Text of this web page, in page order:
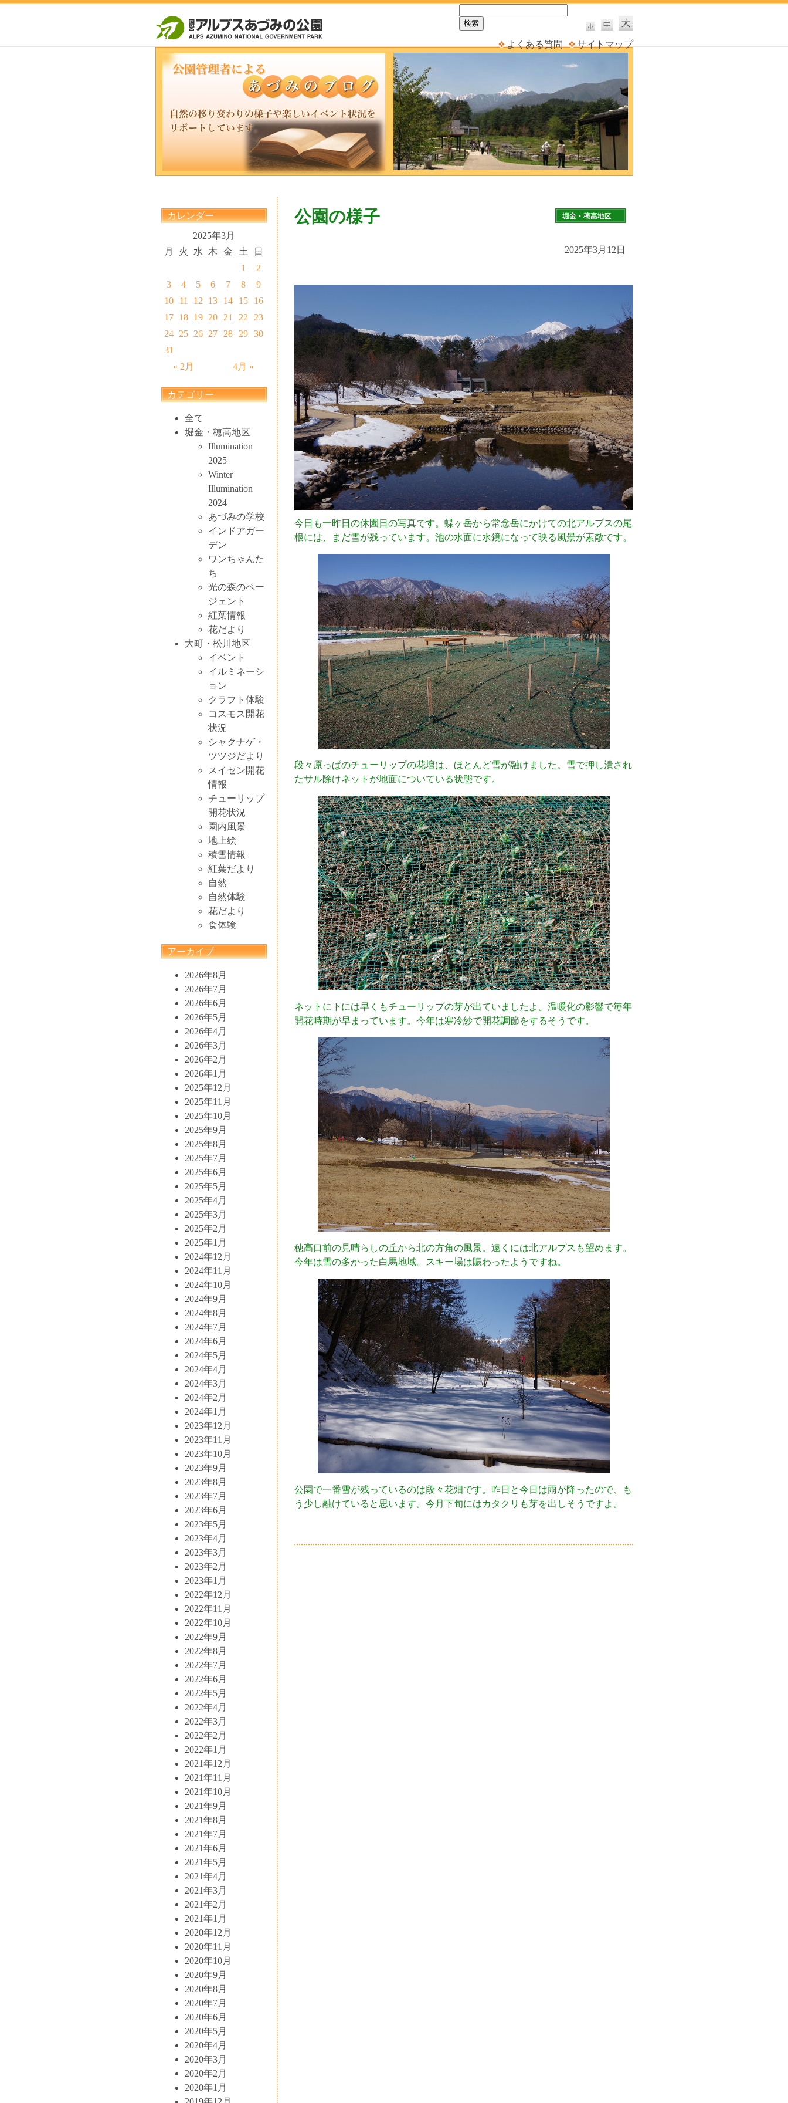
よくある質問 サイトマップ
カレンダー
2025年3月
月
火 水 木 金 土 日
« 2月 4月 »
1
2
3
4 5 6 7 8
9
10
11 12 13 14 15
16
17 18 19 20 21 22
23
24 25 26 27 28 29
30
31
カテゴリー
全て
堀金・穂高地区
Illumination
2025
Winter
Illumination
2024
あづみの学校
インドアガー
デン
ワンちゃんた
ち
光の森のペー
ジェント
紅葉情報
花だより
大町・松川地区
イベント
イルミネーシ
ョン
クラフト体験
コスモス開花
状況
シャクナゲ・
ツツジだより
スイセン開花
情報
チューリップ
開花状況
園内風景
地上絵
積雪情報
紅葉だより
自然
自然体験
花だより
食体験
アーカイブ
2026年8月
2026年7月
2026年6月
2026年5月
2026年4月
2026年3月
2026年2月
2026年1月
2025年12月
2025年11月
2025年10月
2025年9月
2025年8月
2025年7月
2025年6月
2025年5月
2025年4月
2025年3月
2025年2月
2025年1月
2024年12月
2024年11月
2024年10月
2024年9月
2024年8月
2024年7月
2024年6月
2024年5月
2024年4月
2024年3月
2024年2月
2024年1月
2023年12月
2023年11月
2023年10月
2023年9月
2023年8月
2023年7月
2023年6月
2023年5月
2023年4月
2023年3月
2023年2月
2023年1月
2022年12月
2022年11月
2022年10月
2022年9月
2022年8月
2022年7月
2022年6月
2022年5月
2022年4月
2022年3月
2022年2月
2022年1月
2021年12月
2021年11月
2021年10月
2021年9月
2021年8月
2021年7月
2021年6月
2021年5月
2021年4月
2021年3月
2021年2月
2021年1月
2020年12月
2020年11月
2020年10月
2020年9月
2020年8月
2020年7月
2020年6月
2020年5月
2020年4月
2020年3月
2020年2月
2020年1月
公園の様子
2025年3月12日
今日も一昨日の休園日の写真です。蝶ヶ岳から常念岳にかけての北アルプスの尾
根には、まだ雪が残っています。池の水面に水鏡になって映る風景が素敵です。
段々原っぱのチューリップの花壇は、ほとんど雪が融けました。雪で押し潰され
たサル除けネットが地面についている状態です。
ネットに下には早くもチューリップの芽が出ていましたよ。温暖化の影響で毎年
開花時期が早まっています。今年は寒冷紗で開花調節をするそうです。
穂高口前の見晴らしの丘から北の方角の風景。遠くには北アルプスも望めます。
今年は雪の多かった白馬地域。スキー場は賑わったようですね。
公園で一番雪が残っているのは段々花畑です。昨日と今日は雨が降ったので、も
う少し融けていると思います。今月下旬にはカタクリも芽を出しそうですよ。